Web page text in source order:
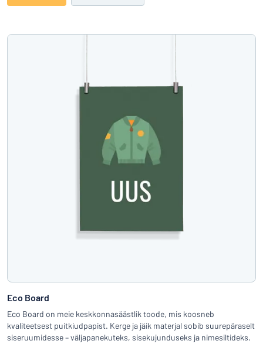
Eco Board
Eco Board on meie keskkonnasäästlik toode, mis koosneb
kvaliteetsest puitkiudpapist. Kerge ja jäik materjal sobib suurepäraselt
siseruumidesse – väljapanekuteks, sisekujunduseks ja nimesiltideks.